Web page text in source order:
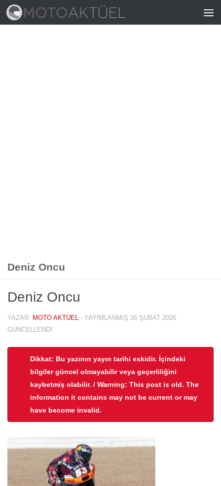
Skip to content
Deniz Oncu
Deniz Oncu
YAZAR: MOTO AKTÜEL · YAYIMLANMIŞ 26 ŞUBAT 2026 ·
GÜNCELLENDI
Dikkat: Bu yazının yayın tarihi eskidir. İçindeki
bilgiler güncel olmayabilir veya geçerliliğini
kaybetmiş olabilir. / Warning: This post is old. The
information it contains may not be current or may
have become invalid.